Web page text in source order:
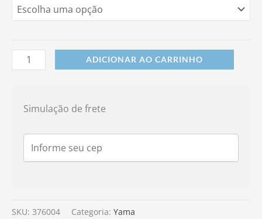
ADICIONAR AO CARRINHO
Simulação de frete
SKU: 376004 Categoria: Yama